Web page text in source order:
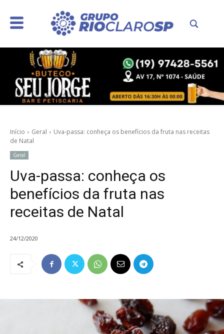
Início Geral
Uva-passa: conheça os benefícios da fruta nas receitas
de Natal
Geral
Uva-passa: conheça os
benefícios da fruta nas
receitas de Natal
24/12/2020